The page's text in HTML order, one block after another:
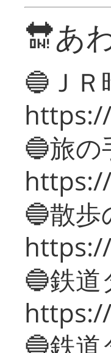
🔛あ
🔵ＪＲ
🔵旅の
🔵散歩
🔵鉄道
🔵鉄